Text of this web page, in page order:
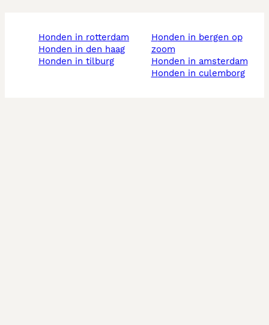
honden in rotterdam
honden in den haag
honden in tilburg
honden in bergen op
zoom
honden in amsterdam
honden in culemborg